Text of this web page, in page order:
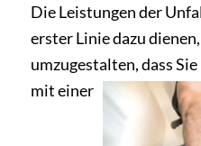
Die Leistungen der
erster Linie dazu
umzugestalten, dass Sie
mit einer